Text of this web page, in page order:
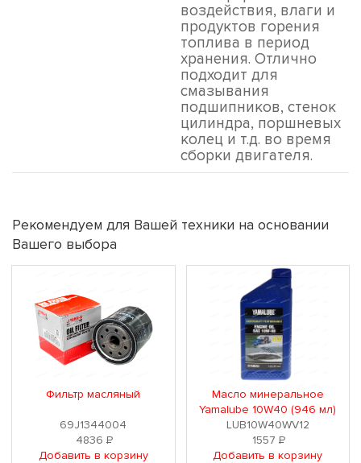
воздействия, влаги и
продуктов горения
топлива в период
хранения. Отлично
подходит для
смазывания
подшипников, стенок
цилиндра, поршневых
колец и т.д. во время
сборки двигателя.
Рекомендуем для Вашей техники на основании
Вашего выбора
Фильтр масляный
69J1344004
4836 Р
Добавить в корзину
Масло минеральное
Yamalube 10W40 (946 мл)
LUB10W40WV12
1557 Р
Добавить в корзину